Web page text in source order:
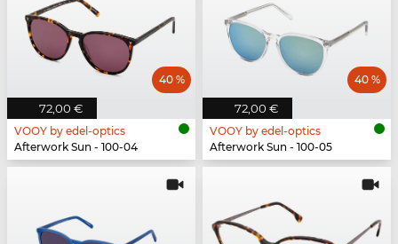
72,00 €
40 %
VOOY by edel-optics
Afterwork Sun - 100-04
72,00 €
40 %
VOOY by edel-optics
Afterwork Sun - 100-05